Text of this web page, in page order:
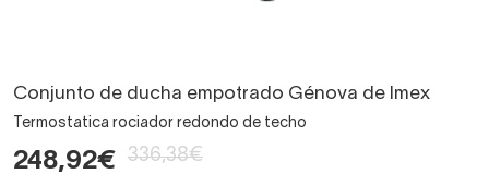
Conjunto de ducha empotrado Génova de Imex
Termostatica rociador redondo de techo
248,92€ 336,38€